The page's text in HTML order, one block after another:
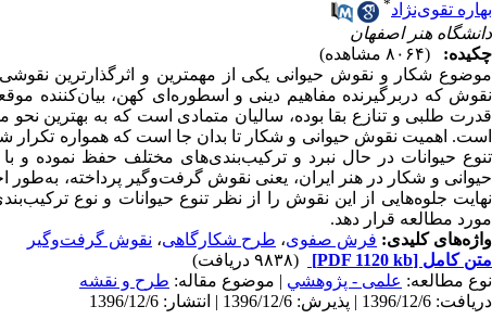
بهاره تقوی‌نژاد*
دانشگاه هنر اصفهان
چکیده:
(۸۰۶۴ مشاهده)
موضوع شکار و نقوش حیوانی یکی از مهمترین و اثر‌گذارترین
نقوش که دربرگیرنده مفاهیم دینی و اسطوره‌ای کهن، بیان‌کننده
قدرت طلبی و تنازع بقا بوده، سالیان متمادی است که به بهترین
است. اهمیت نقوش حیوانی و شکار تا بدان جا است که همواره
تنوع حیوانات در حال نبرد و ترکیب‌بندی‌های مختلف حفظ نموده و
حیوانی و شکار در هنر ایران، یعنی نقوش گرفت‌وگیر پرداخته، به‌طور
نهایت جلوه‌هایی از این نقوش را از نظر تنوع حیوانات و نوع
مورد مطالعه قرار دهد.
واژه‌های کلیدی: فرش صفوی، طرح شکارگاهی، نقوش گرفت‌وگیر
متن کامل [PDF 1120 kb]
(۹۸۳۸ دریافت)
نوع مطالعه: علمی - پژوهشي | موضوع مقاله: طرح و نقشه
دریافت: 1396/12/6 | پذیرش: 1396/12/6 | انتشار: 1396/12/6